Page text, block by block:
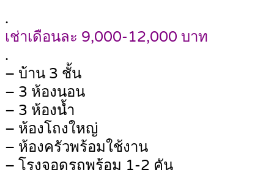
.
เช่าเดือนละ 9,000-12,000 บาท
.
– บ้าน 3 ชั้น
– 3 ห้องนอน
– 3 ห้องน้ำ
– ห้องโถงใหญ่
– ห้องครัวพร้อมใช้งาน
– โรงจอดรถพร้อม 1-2 คัน